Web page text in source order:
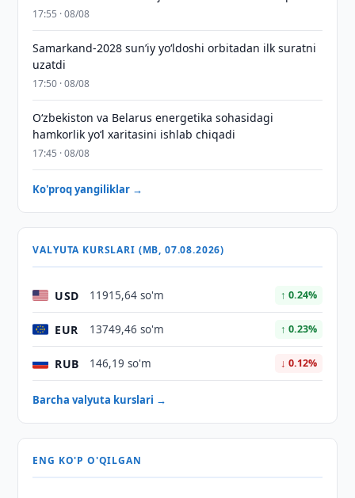
17:55 · 08/08
Samarkand-2028 sunʼiy yo‘ldoshi orbitadan ilk suratni
uzatdi
17:50 · 08/08
Oʻzbekiston va Belarus energetika sohasidagi
hamkorlik yoʻl xaritasini ishlab chiqadi
17:45 · 08/08
Ko'proq yangiliklar →
VALYUTA KURSLARI (MB, 07.08.2026)
USD 11915,64 so'm ↑ 0.24%
EUR 13749,46 so'm ↑ 0.23%
RUB 146,19 so'm ↓ 0.12%
Barcha valyuta kurslari →
ENG KO'P O'QILGAN